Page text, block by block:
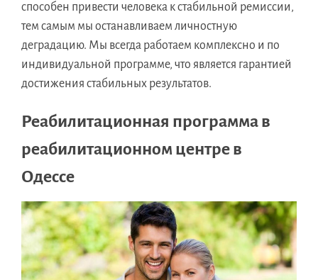
способен привести человека к стабильной ремиссии,
тем самым мы останавливаем личностную
деградацию. Мы всегда работаем комплексно и по
индивидуальной программе, что является гарантией
достижения стабильных результатов.
Реабилитационная программа в
реабилитационном центре в
Одессе